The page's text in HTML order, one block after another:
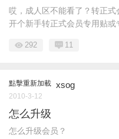
哎，成人区不能看了？转正
开个新手转正式会员专用贴或
292 11
點擊重新加載 xsog
2010-3-12
怎么升级
怎么升级会员？